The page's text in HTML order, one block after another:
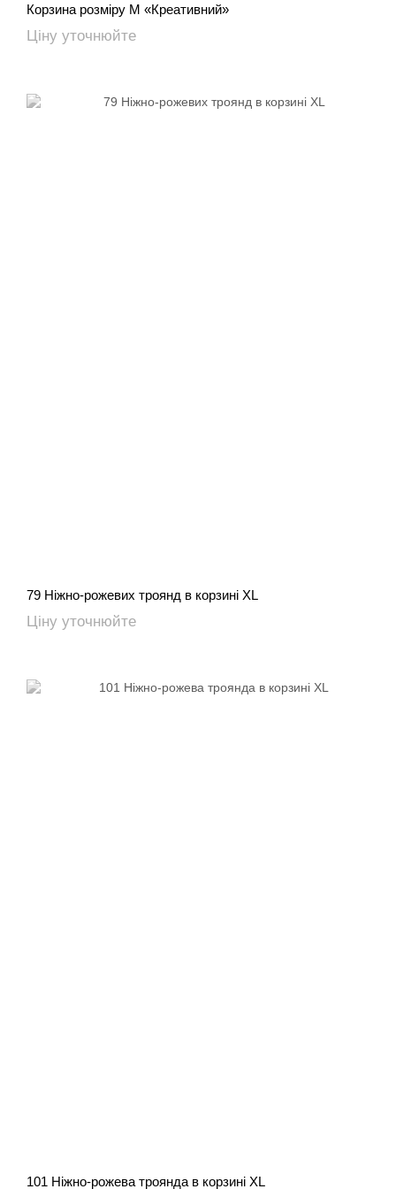
Корзина розміру M «Креативний»
Ціну уточнюйте
79 Ніжно-рожевих троянд в корзині XL
Ціну уточнюйте
101 Ніжно-рожева троянда в корзині XL